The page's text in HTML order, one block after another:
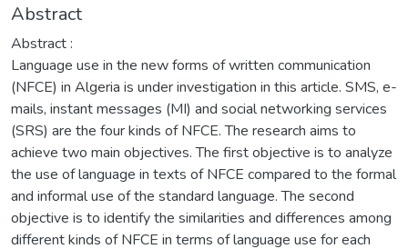
Abstract
Abstract :
Language use in the new forms of written communication
(NFCE) in Algeria is under investigation in this article. SMS, e-
mails, instant messages (MI) and social networking services
(SRS) are the four kinds of NFCE. The research aims to
achieve two main objectives. The first objective is to analyze
the use of language in texts of NFCE compared to the formal
and informal use of the standard language. The second
objective is to identify the similarities and differences among
different kinds of NFCE in terms of language use for each